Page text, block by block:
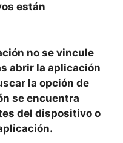
están
no se vincule
abrir la aplicación
la opción de
se encuentra
del dispositivo o